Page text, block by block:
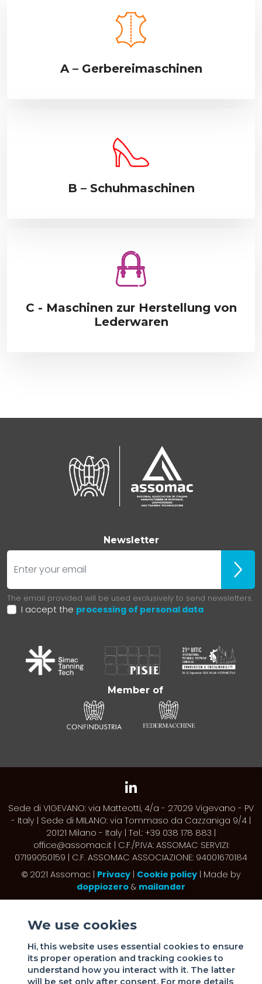
A – Gerbereimaschinen
B – Schuhmaschinen
C - Maschinen zur Herstellung von
Lederwaren
Newsletter
E-mail
Iscriviti
The email provided will be used exclusively to send newsletters.
I accept the processing of personal data
Member of
Sede di VIGEVANO: via Matteotti, 4/a - 27029 Vigevano - PV
- Italy | Sede di MILANO: via Tommaso da Cazzaniga 9/4 |
20121 Milano - Italy | Tel.: +39 038 178 883 |
office@assomac.it | C.F./P.IVA: ASSOMAC SERVIZI:
07199050159 | C.F. ASSOMAC ASSOCIAZIONE: 94001670184
©2021 Assomac | Privacy| Cookie policy| Made by
doppiozero & mailander
We use cookies
Hi, this website uses essential cookies to ensure
its proper operation and tracking cookies to
understand how you interact with it. The latter
will be set only after consent. For more details